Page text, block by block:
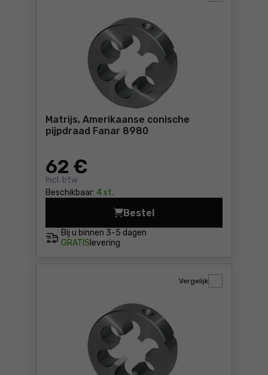
Matrijs, Amerikaanse conische
pijpdraad Fanar 8980
62 €
Incl. btw
Beschikbaar: 4 st.
Bij u binnen 3-5 dagen
GRATIS levering
Bestel
Matrijs, Amerikaanse
Vergelijk